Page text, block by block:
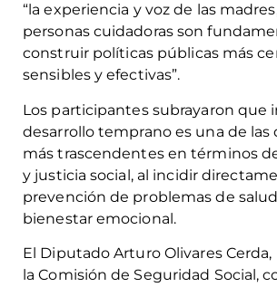
“la experiencia y voz de las
personas cuidadoras son
construir políticas públicas más
sensibles y efectivas”.
Los participantes subrayaron que
desarrollo temprano es una de las
más trascendentes en términos
y justicia social, al incidir
prevención de problemas de
bienestar emocional.
El Diputado Arturo Olivares
la Comisión de Seguridad Social,